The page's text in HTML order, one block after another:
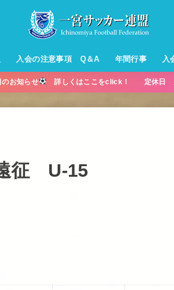
入会の注意事項 Q＆A 年間行事 入
お知らせ 詳しくはここをclick！ 定休
征 U-15